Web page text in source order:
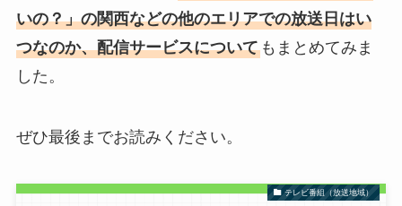
いの？」の関西などの他のエリアでの放送日はい
つなのか、配信サービスについてもまとめてみま
した。
ぜひ最後までお読みください。
テレビ番組（放送地域）